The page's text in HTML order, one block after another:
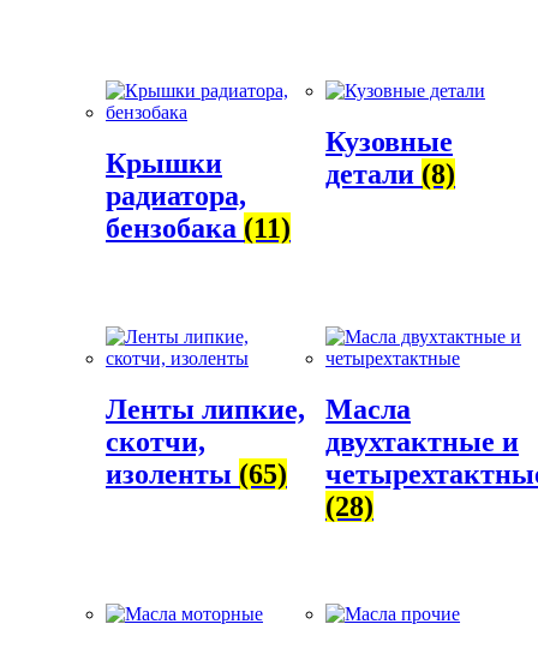
Крышки
радиатора,
бензобака (11)
Кузовные
детали (8)
Ленты липкие,
скотчи,
изоленты (65)
Масла
двухтактные и
(28)